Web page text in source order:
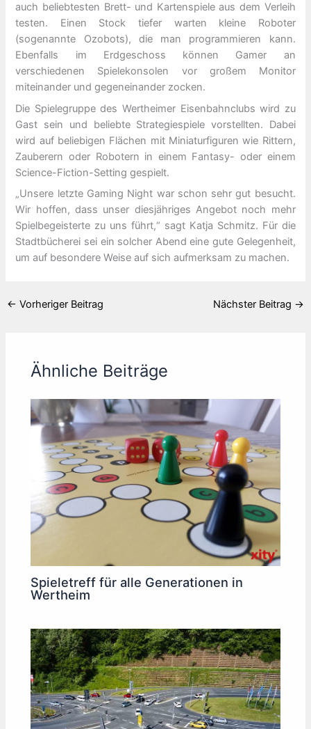
auch beliebtesten Brett- und Kartenspiele aus dem Verleih
testen. Einen Stock tiefer warten kleine Roboter
(sogenannte Ozobots), die man programmieren kann.
Ebenfalls im Erdgeschoss können Gamer an
verschiedenen Spielekonsolen vor großem Monitor
miteinander und gegeneinander zocken.
Die Spielegruppe des Wertheimer Eisenbahnclubs wird zu
Gast sein und beliebte Strategiespiele vorstellten. Dabei
wird auf beliebigen Flächen mit Miniaturfiguren wie Rittern,
Zauberern oder Robotern in einem Fantasy- oder einem
Science-Fiction-Setting gespielt.
„Unsere letzte Gaming Night war schon sehr gut besucht.
Wir hoffen, dass unser diesjähriges Angebot noch mehr
Spielbegeisterte zu uns führt,“ sagt Katja Schmitz. Für die
Stadtbücherei sei ein solcher Abend eine gute Gelegenheit,
um auf besondere Weise auf sich aufmerksam zu machen.
← Vorheriger Beitrag Nächster Beitrag →
Ähnliche Beiträge
Spieletreff für alle Generationen in
Wertheim